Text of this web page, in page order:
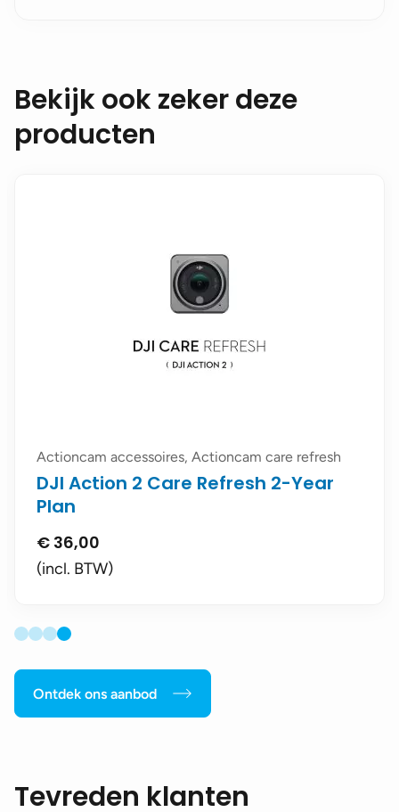
Bekijk ook zeker deze
producten
Actioncam accessoires, Actioncam care refresh
DJI Action 2 Care Refresh 2-Year
Plan
€ 36,00
(incl. BTW)
Ontdek ons aanbod
Tevreden klanten